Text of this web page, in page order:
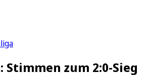
Stimmen zum 2:0-Sieg